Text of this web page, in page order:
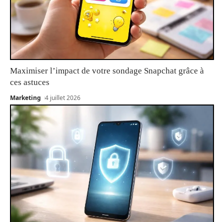
Maximiser l’impact de votre sondage Snapchat grâce à
ces astuces
Marketing 4 juillet 2026